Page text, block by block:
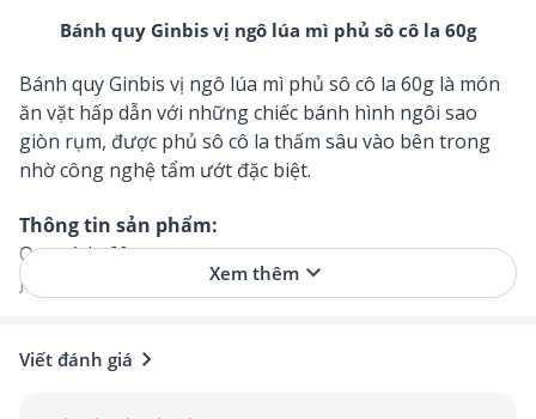
Bánh quy Ginbis vị ngô lúa mì phủ sô cô la 60g
Bánh quy Ginbis vị ngô lúa mì phủ sô cô la 60g là món
ăn vặt hấp dẫn với những chiếc bánh hình ngôi sao
giòn rụm, được phủ sô cô la thấm sâu vào bên trong
nhờ công nghệ tẩm ướt đặc biệt.
Thông tin sản phẩm:
Quy cách: 60g
JAN: 4901588617313
1. Ưu điểm nổi bật
Xem thêmkeyboard_arrow_down
Viết đánh giá chevron_right